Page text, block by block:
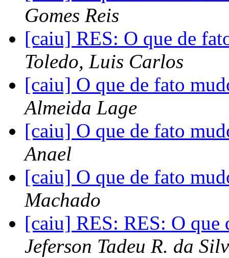
Gomes Reis
[caiu] RES: O que de
Toledo, Luis Carlos
[caiu] O que de fato
Almeida Lage
[caiu] O que de fato
Anael
[caiu] O que de fato
Machado
[caiu] RES: RES: O
Jeferson Tadeu R. da